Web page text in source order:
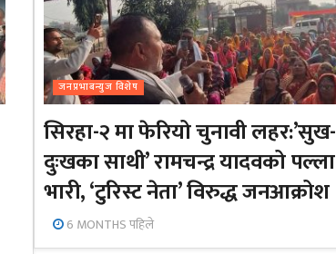
जनप्रभाबन्युज विशेष
सिरहा-२ मा फेरियो चुनावी लहर:’सुख-
दुःखका साथी’ रामचन्द्र यादवको पल्ला
भारी, ‘टुरिस्ट नेता’ विरुद्ध जनआक्रोश
6 MONTHS पहिले